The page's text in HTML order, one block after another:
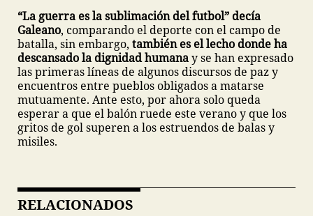
“La guerra es la sublimación del futbol” decía
Galeano, comparando el deporte con el campo de
batalla, sin embargo, también es el lecho donde ha
descansado la dignidad humanay se han expresado
las primeras líneas de algunos discursos de paz y
encuentros entre pueblos obligados a matarse
mutuamente. Ante esto, por ahora solo queda
esperar a que el balón ruede este verano y que los
gritos de gol superen a los estruendos de balas y
misiles.
RELACIONADOS